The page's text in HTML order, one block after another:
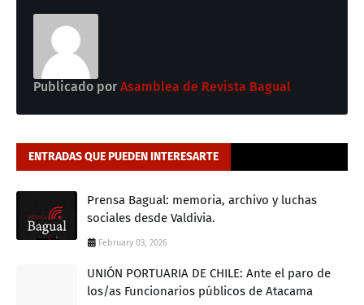
Publicado por Asamblea de Revista Bagual
ENTRADAS QUE PUEDEN INTERESARTE
Prensa Bagual: memoria, archivo y luchas
sociales desde Valdivia.
February 03, 2026
UNIÓN PORTUARIA DE CHILE: Ante el paro de
los/as Funcionarios públicos de Atacama